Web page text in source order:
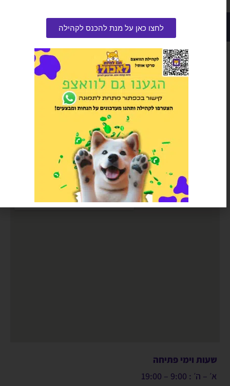
מוצרים מומלצים בנושא
שעות וימי פתיחה
א׳ – ה׳ : 9:00 – 19:00
לחצו כאן על מנת להכנס לקהילה